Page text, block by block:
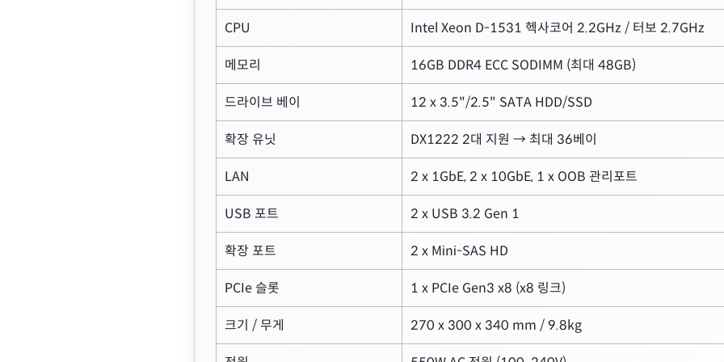
CPU Intel Xeon D-1531 헥사코어 2.2GHz / 터보 2.7GHz
메모리 16GB DDR4 ECC SODIMM (최대 48GB)
드라이브 베이 12 x 3.5"/2.5" SATA HDD/SSD
확장 유닛 DX1222 2대 지원 → 최대 36베이
LAN 2 x 1GbE, 2 x 10GbE, 1 x OOB 관리포트
USB 포트 2 x USB 3.2 Gen 1
확장 포트 2 x Mini-SAS HD
PCIe 슬롯 1 x PCIe Gen3 x8 (x8 링크)
크기 / 무게 270 x 300 x 340 mm / 9.8kg